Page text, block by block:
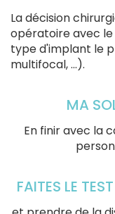
La décision
opératoire avec
type d'implant le
multifocal, ...).
MA
En finir avec la
FAITES LE